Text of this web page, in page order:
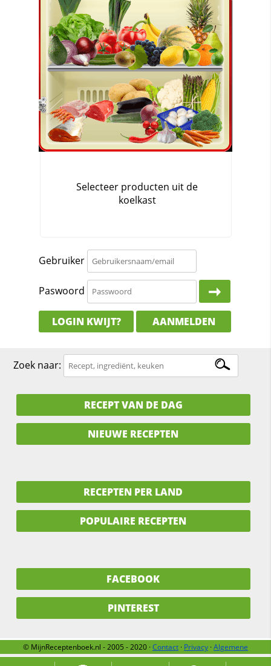
Gebruiker
Paswoord
LOGIN KWIJT? AANMELDEN
Zoek naar:
RECEPT VAN DE DAG
NIEUWE RECEPTEN
RECEPTEN PER LAND
POPULAIRE RECEPTEN
FACEBOOK
PINTEREST
© MijnReceptenboek.nl - 2005 - 2020 ·Contact · Privacy ·Algemene
voorwaarden
Over ons